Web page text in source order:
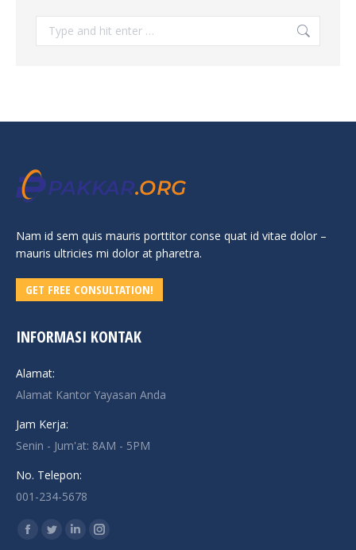
Search:
Nam id sem quis mauris porttitor conse quat id vitae dolor –
mauris ultricies mi dolor at pharetra.
GET FREE CONSULTATION!
INFORMASI KONTAK
Alamat:
Alamat Kantor Yayasan Anda
Jam Kerja:
Senin - Jum'at: 8AM - 5PM
No. Telepon:
001-234-5678
Find us on:
Facebook
TwitterLinkedinInstagram